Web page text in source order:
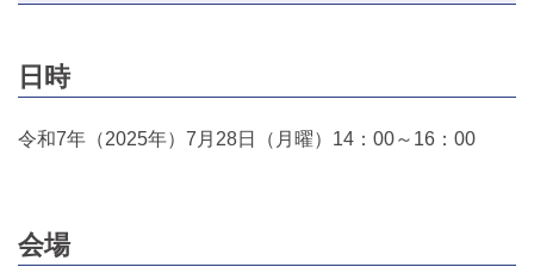
日時
令和7年（2025年）7月28日（月曜）14：00～16：00
会場